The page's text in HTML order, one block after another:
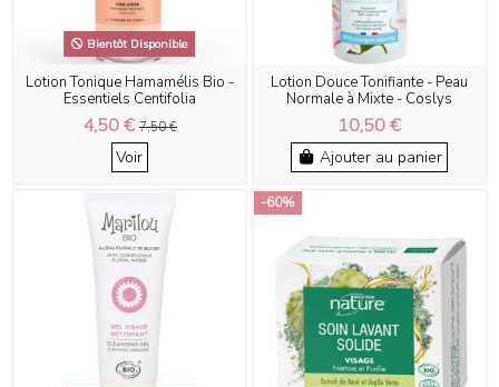
Bientôt Disponible
Lotion Tonique Hamamélis Bio -
Essentiels Centifolia
4,50 €7,50 €
Voir
Lotion Douce Tonifiante - Peau
Normale à Mixte - Coslys
10,50 €
Ajouter au panier
-60%